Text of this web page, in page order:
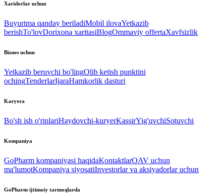
Xaridorlar uchun
Buyurtma qanday beriladiMobil ilovaYetkazib
berishTo'lovDorixona xaritasiBlogOmmaviy offertaXavfsizlik
Biznes uchun
Yetkazib beruvchi bo'lingOlib ketish punktini
ochingTenderlarIjaraHamkorlik dasturi
Karyera
Bo'sh ish o'rinlariHaydovchi-kuryerKassirYig'uvchiSotuvchi
Kompaniya
GoPharm kompaniyasi haqidaKontaktlarOAV uchun
ma'lumotKompaniya siyosatiInvestorlar va aksiyadorlar uchun
GoPharm ijtimoiy tarmoqlarda